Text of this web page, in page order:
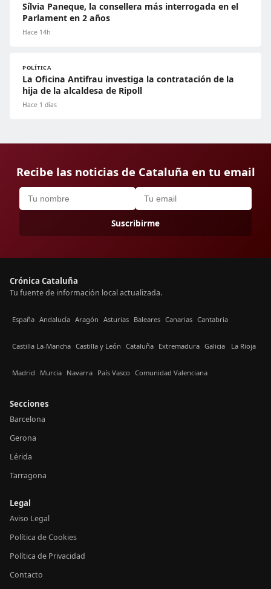
Sílvia Paneque, la consellera más interrogada en el
Parlament en 2 años
Hace 14h
POLÍTICA
La Oficina Antifrau investiga la contratación de la
hija de la alcaldesa de Ripoll
Hace 1 días
Recibe las noticias de Cataluña en tu email
Suscribirme
Crónica Cataluña
Tu fuente de información local actualizada.
España Andalucía Aragón Asturias Baleares Canarias Cantabria
Castilla La-Mancha Castilla y León Cataluña Extremadura Galicia La Rioja
Madrid Murcia Navarra País Vasco Comunidad Valenciana
Secciones
Barcelona
Gerona
Lérida
Tarragona
Legal
Aviso Legal
Política de Cookies
Política de Privacidad
Contacto